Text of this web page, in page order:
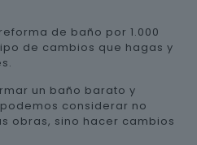
de baño por 1.000
de cambios que hagas y
un baño barato y
considerar no
obras, sino hacer cambios